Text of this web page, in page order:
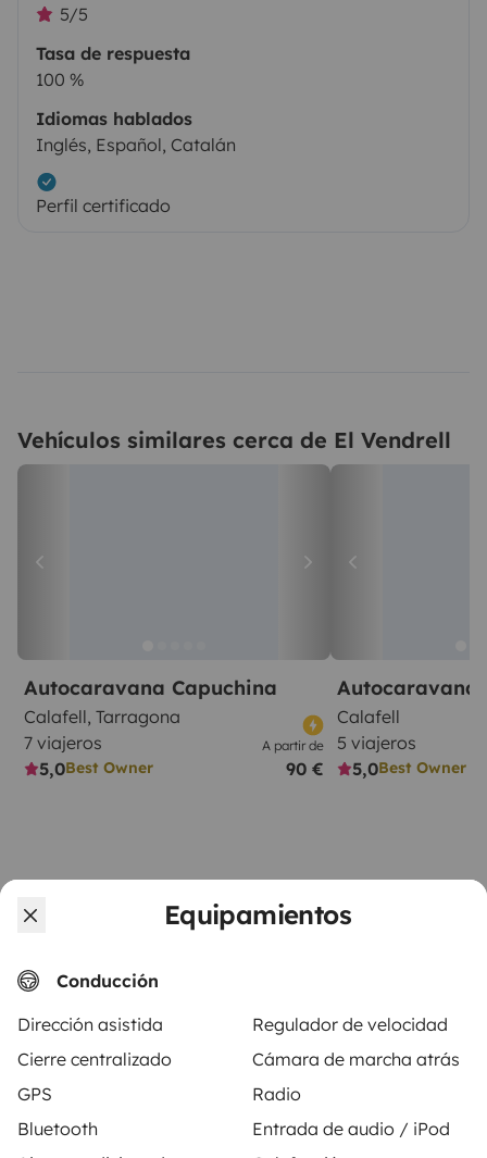
Equipamientos
Conducción
Dirección asistida
Regulador de velocidad
Cierre centralizado
Cámara de marcha atrás
GPS
Radio
Bluetooth
Entrada de audio / iPod
5/5
Tasa de respuesta
100 %
Idiomas hablados
Inglés, Español, Catalán
Perfil certificado
Vehículos similares cerca de El Vendrell
Autocaravana Capuchina
Calafell, Tarragona
7 viajeros
5,0Best Owner
A partir de
90 €
Autocaravana
Calafell
5 viajeros
5,0Best Owner
Yescapa es una plataforma que facilita y asegura el
alquiler de autocaravanas y furgonetas campers entre
particulares. La plataforma tiene el papel de